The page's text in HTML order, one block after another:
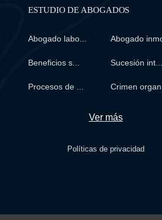
ESTUDIO DE ABOGADOS
Abogado labo... Abogado
Beneficios s... Sucesión int...
Procesos de ... Crimen
Ver más
Políticas de privacidad